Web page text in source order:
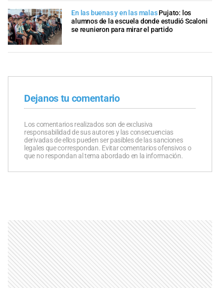
En las buenas y en las malas Pujato: los
alumnos de la escuela donde estudió Scaloni
se reunieron para mirar el partido
Dejanos tu comentario
Los comentarios realizados son de exclusiva
responsabilidad de sus autores y las consecuencias
derivadas de ellos pueden ser pasibles de las sanciones
legales que correspondan. Evitar comentarios ofensivos o
que no respondan al tema abordado en la información.